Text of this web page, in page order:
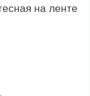
на ленте